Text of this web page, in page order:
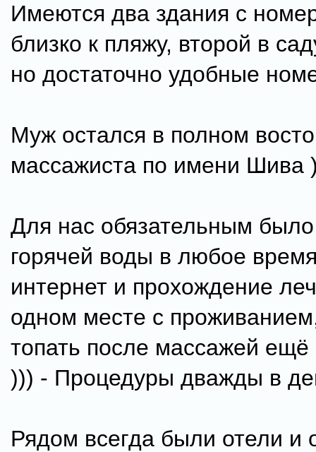
Имеются два здания с
близко к пляжу, второй в
но достаточно удобные
Муж остался в полном
массажиста по имени Шива
Для нас обязательным
горячей воды в любое
интернет и прохождение
одном месте с
топать после массажей ещё
))) - Процедуры дважды в
Рядом всегда были отели и